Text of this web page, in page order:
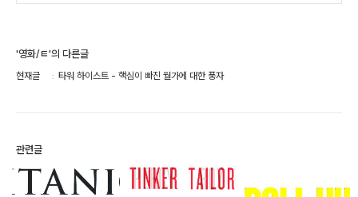
'영화/ㅌ'의 다른글
현재글 타워 하이스트 - 핵심이 빠진 월가에 대한 풍자
관련글